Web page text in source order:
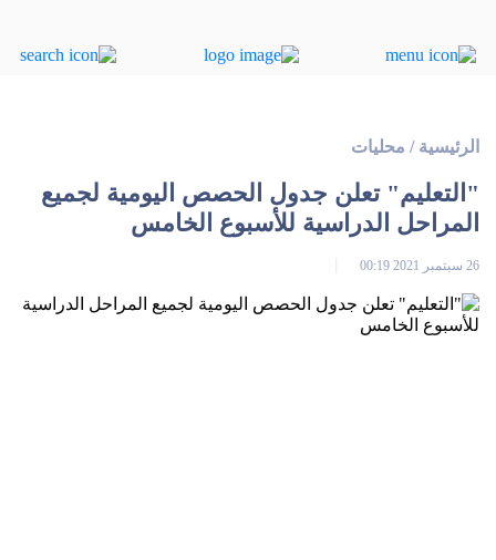
الرئيسية / محليات
"التعليم" تعلن جدول الحصص اليومية لجميع
المراحل الدراسية للأسبوع الخامس
26 سبتمبر 2021 00:19